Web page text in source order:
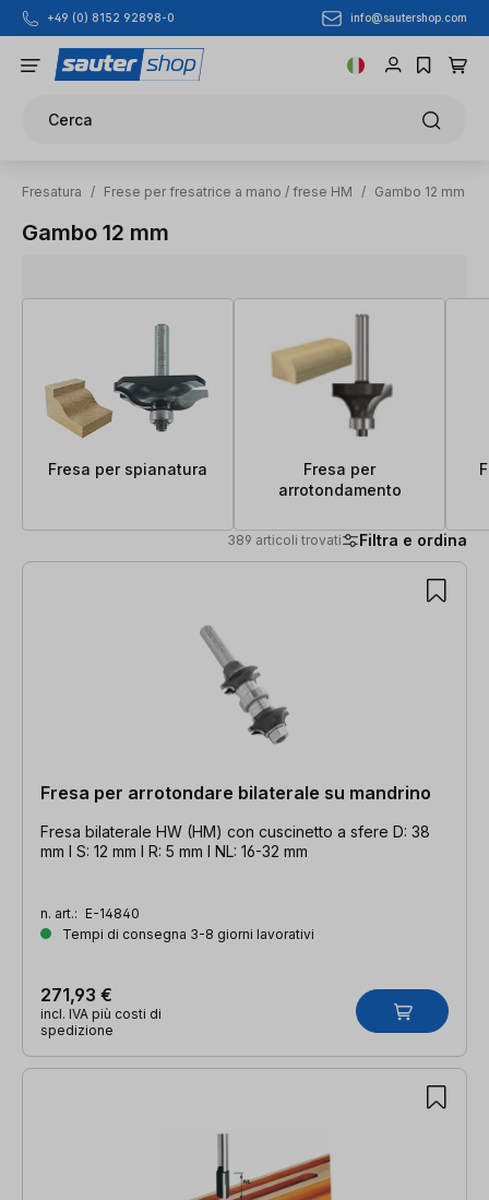
Passa al contenuto principale
+49 (0) 8152 92898-0 info@sautershop.com
Cerca
Fresatura / Frese per fresatrice a mano / frese HM / Gambo 12 mm
Gambo 12 mm
Fresa per spianatura
Fresa per
arrotondamento
389 articoli trovati Filtra e ordina
389 articoli trovati
Fresa per arrotondare bilaterale su mandrino
Fresa bilaterale HW (HM) con cuscinetto a sfere D: 38
mm l S: 12 mm l R: 5 mm l NL: 16-32 mm
n. art.: E-14840
Tempi di consegna 3-8 giorni lavorativi
271,93 €
incl. IVA più costi di
spedizione